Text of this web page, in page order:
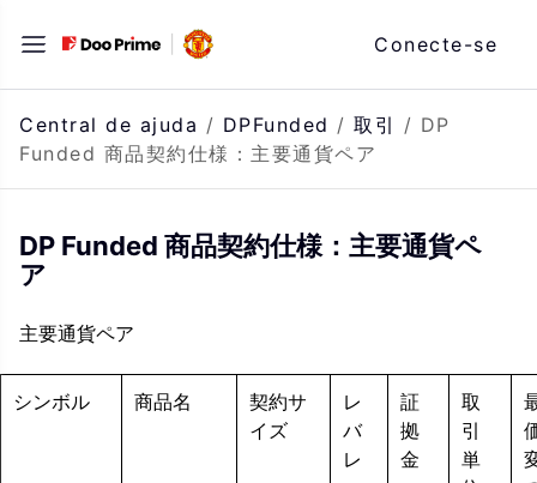
para
o
conteúdo
Conecte-se
Central de ajuda / DPFunded / 取引 / DP
Funded 商品契約仕様：主要通貨ペア
DP Funded 商品契約仕様：主要通貨ペ
ア
主要通貨ペア
シンボル 商品名
契約サ
イズ
レ
バ
レ
証
拠
金
取
引
単